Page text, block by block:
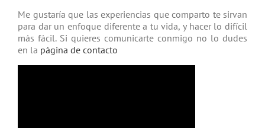
Me gustaría que las experiencias que comparto te sirvan
para dar un enfoque diferente a tu vida, y hacer lo difícil
más fácil. Si quieres comunicarte conmigo no lo dudes
en la página de contacto